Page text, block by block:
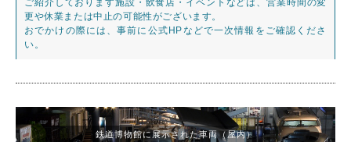
ご紹介しております施設・飲食店・イベントなどは、営業時間の変
更や休業または中止の可能性がございます。
おでかけの際には、事前に公式HPなどで一次情報をご確認くださ
い。
鉄道博物館に展示された車両（屋内）